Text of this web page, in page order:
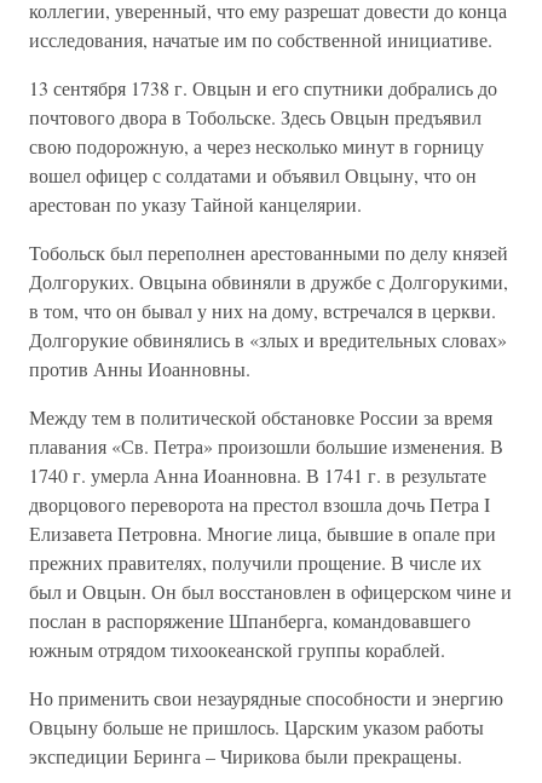
коллегии, уверенный, что ему разрешат довести до конца
исследования, начатые им по собственной инициативе.
13 сентября 1738 г. Овцын и его спутники добрались до
почтового двора в Тобольске. Здесь Овцын предъявил
свою подорожную, а через несколько минут в горницу
вошел офицер с солдатами и объявил Овцыну, что он
арестован по указу Тайной канцелярии.
Тобольск был переполнен арестованными по делу князей
Долгоруких. Овцына обвиняли в дружбе с Долгорукими,
в том, что он бывал у них на дому, встречался в церкви.
Долгорукие обвинялись в «злых и вредительных словах»
против Анны Иоанновны.
Между тем в политической обстановке России за время
плавания «Св. Петра» произошли большие изменения. В
1740 г. умерла Анна Иоанновна. В 1741 г. в результате
дворцового переворота на престол взошла дочь Петра I
Елизавета Петровна. Многие лица, бывшие в опале при
прежних правителях, получили прощение. В числе их
был и Овцын. Он был восстановлен в офицерском чине и
послан в распоряжение Шпанберга, командовавшего
южным отрядом тихоокеанской группы кораблей.
Но применить свои незаурядные способности и энергию
Овцыну больше не пришлось. Царским указом работы
экспедиции Беринга – Чирикова были прекращены.